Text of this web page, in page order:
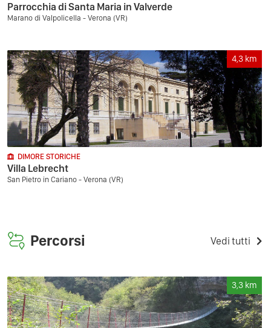
Parrocchia di Santa Maria in Valverde
Marano di Valpolicella - Verona (VR)
4,3 km
DIMORE STORICHE
Villa Lebrecht
San Pietro in Cariano - Verona (VR)
Percorsi Vedi tutti
3,3 km